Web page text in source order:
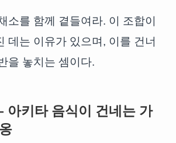
소를 함께 곁들여라. 이 조합이
데는 이유가 있으며, 이를 건너
을 놓치는 셈이다.
아키타 음식이 건네는 가